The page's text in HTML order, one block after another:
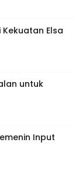
Kekuatan Elsa
untuk
Input